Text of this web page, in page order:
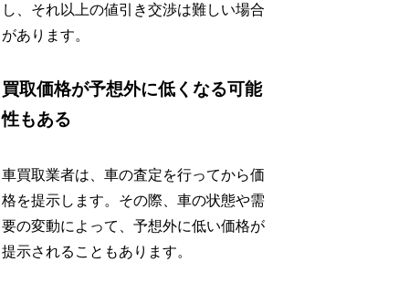
し、それ以上の値引き交渉は難しい場合
があります。
買取価格が予想外に低くなる可能
性もある
車買取業者は、車の査定を行ってから価
格を提示します。その際、車の状態や需
要の変動によって、予想外に低い価格が
提示されることもあります。